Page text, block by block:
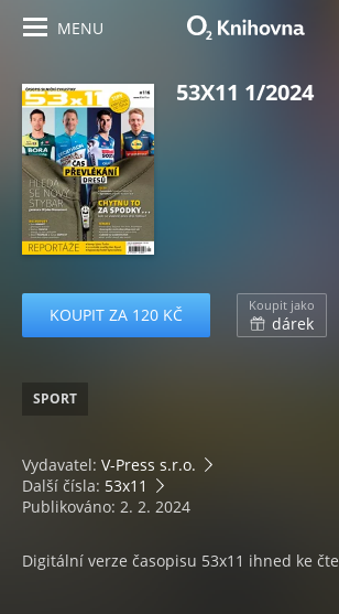
MENU
53X11 1/2024
KOUPIT ZA 120 KČ Koupit jako
dárek
SPORT
Vydavatel: V-Press s.r.o.
Další čísla: 53x11
Publikováno: 2. 2. 2024
Digitální verze časopisu 53x11 ihned ke